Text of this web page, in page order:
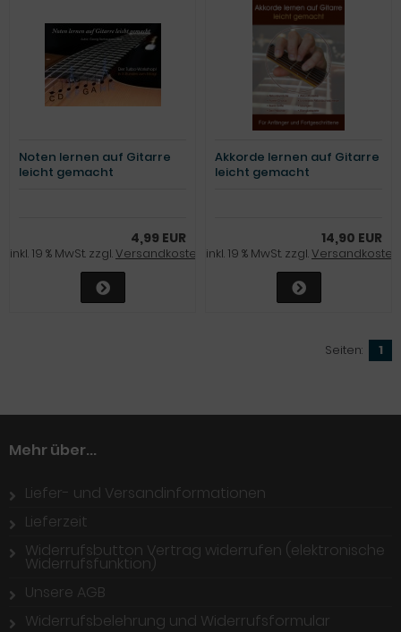
Noten lernen auf Gitarre
leicht gemacht
4,99 EUR
inkl. 19 % MwSt. zzgl.Versandkosten
Akkorde lernen auf Gitarre
leicht gemacht
14,90 EUR
inkl. 19 % MwSt. zzgl.Versandkosten
Seiten: 1
Mehr über...
Liefer- und Versandinformationen
Lieferzeit
Widerrufsbutton Vertrag widerrufen (elektronische
Widerrufsfunktion)
Unsere AGB
Widerrufsbelehrung und Widerrufsformular